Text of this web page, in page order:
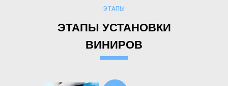
ЭТАПЫ УСТАНОВКИ
ВИНИРОВ
ЭТАПЫ